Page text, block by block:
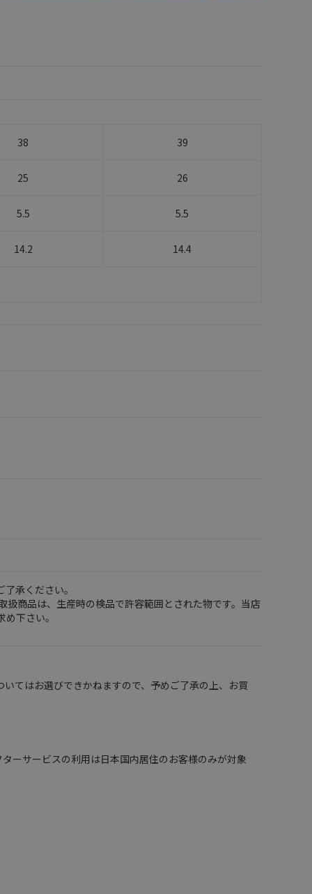
38 39
25 26
5.5 5.5
14.2 14.4
承ください。
商品は、生産時の検品で許容範囲とされた物です。当店
下さい。
てはお選びできかねますので、予めご了承の上、お買
サービスの利用は日本国内居住のお客様のみが対象